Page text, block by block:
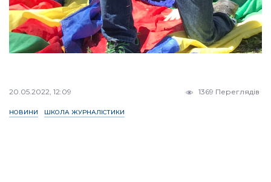
20.05.2022, 12:09 1369 Переглядів
НОВИНИ ШКОЛА ЖУРНАЛІСТИКИ